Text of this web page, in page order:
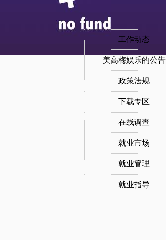
工作动态
美高梅娱乐的公告
政策法规
下载专区
在线调查
就业市场
就业管理
就业指导